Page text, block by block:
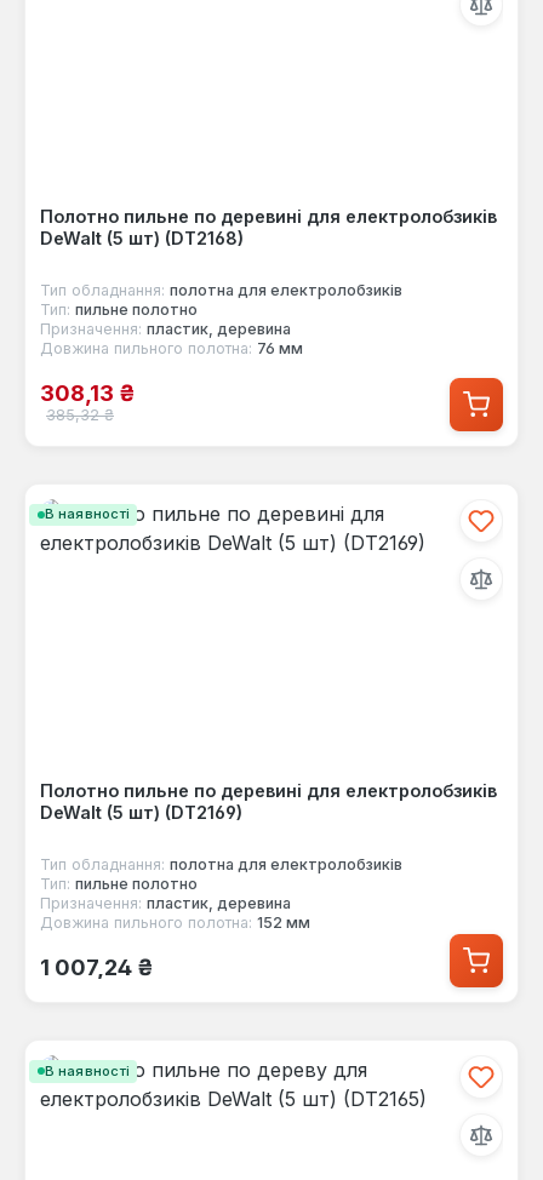
Полотно пильне по деревині для електролобзиків
DeWalt (5 шт) (DT2168)
Тип обладнання: полотна для електролобзиків
Тип: пильне полотно
Призначення: пластик, деревина
Довжина пильного полотна: 76 мм
Ціна продажу:
308,13 ₴
Звичайна ціна:
385,32 ₴
В наявності
Полотно пильне по деревині для електролобзиків
DeWalt (5 шт) (DT2169)
Тип обладнання: полотна для електролобзиків
Тип: пильне полотно
Призначення: пластик, деревина
Довжина пильного полотна: 152 мм
Звичайна ціна:
1 007,24 ₴
В наявності